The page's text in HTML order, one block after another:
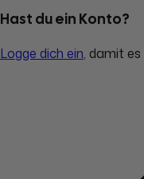
Hast du ein Konto?
Logge dich ein, damit